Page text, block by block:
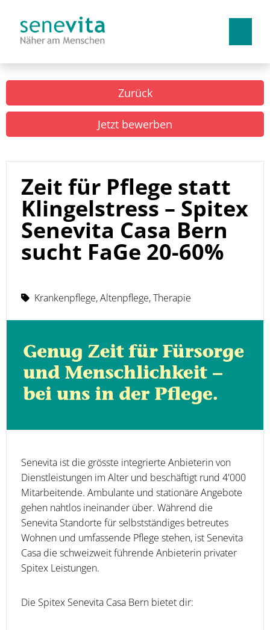
Deutsch Französisch Italienisch
Arbeiten bei uns
Benefits
Zurück
Jetzt bewerben
Zeit für Pflege statt
Klingelstress – Spitex
Senevita Casa Bern
sucht FaGe 20-60%
Krankenpflege, Altenpflege, Therapie
Senevita ist die grösste integrierte Anbieterin von
Dienstleistungen im Alter und beschäftigt rund 4'000
Mitarbeitende. Ambulante und stationäre Angebote
gehen nahtlos ineinander über. Während die
Senevita Standorte für selbstständiges betreutes
Wohnen und umfassende Pflege stehen, ist Senevita
Casa die schweizweit führende Anbieterin privater
Spitex­ Leistungen.
Die Spitex Senevita Casa Bern bietet dir: